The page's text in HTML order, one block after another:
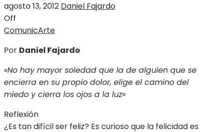
agosto 13, 2012 Daniel Fajardo
Off
ComunicArte
Por Daniel Fajardo
«No hay mayor soledad que la de alguien que se
encierra en su propio dolor, elige el camino del
miedo y cierra los ojos a la luz»
Reflexión
¿Es tan difícil ser feliz? Es curioso que la felicidad es